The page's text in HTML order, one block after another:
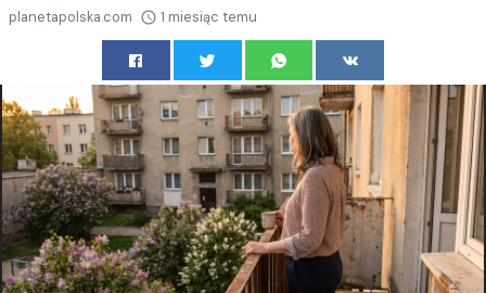
planetapolska.com 1 miesiąc temu